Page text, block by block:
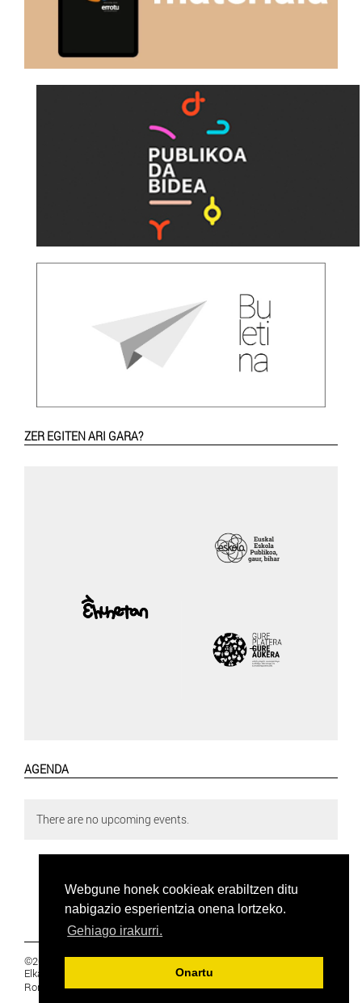
Webgune honek cookieak erabiltzen ditu
nabigazio esperientzia onena lortzeko.
Gehiago irakurri.
Onartu
ZER EGITEN ARI GARA?
AGENDA
There are no upcoming events.
©2019 Euskal Herriko Ikasleen Gurasoen
Elkartea -
Ronda 27, 1 Ezk, 48005 Bilbao, Bizkaia